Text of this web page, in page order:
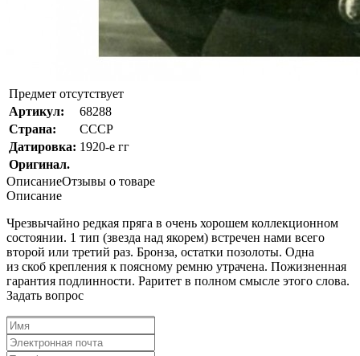
Предмет отсутствует
Артикул:
68288
Страна:
СССР
Датировка: 1920-е гг
Оригинал.
ОписаниеОтзывы о товаре
Описание
Чрезвычайно редкая пряга в очень хорошем коллекционном
состоянии. 1 тип (звезда над якорем) встречен нами всего
второй или третий раз. Бронза, остатки позолоты. Одна
из скоб крепления к поясному ремню утрачена. Пожизненная
гарантия подлинности. Раритет в полном смысле этого слова.
Задать вопрос